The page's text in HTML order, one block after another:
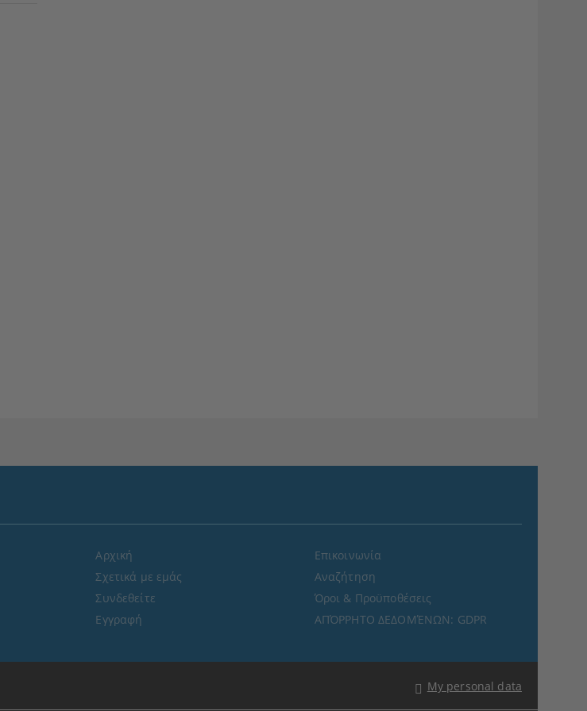
Αρχική
Σχετικά με εμάς
Συνδεθείτε
Εγγραφή
Επικοινωνία
Αναζήτηση
Όροι & Προϋποθέσεις
ΑΠΌΡΡΗΤΟ ΔΕΔΟΜΈΝΩΝ: GDPR
My personal data